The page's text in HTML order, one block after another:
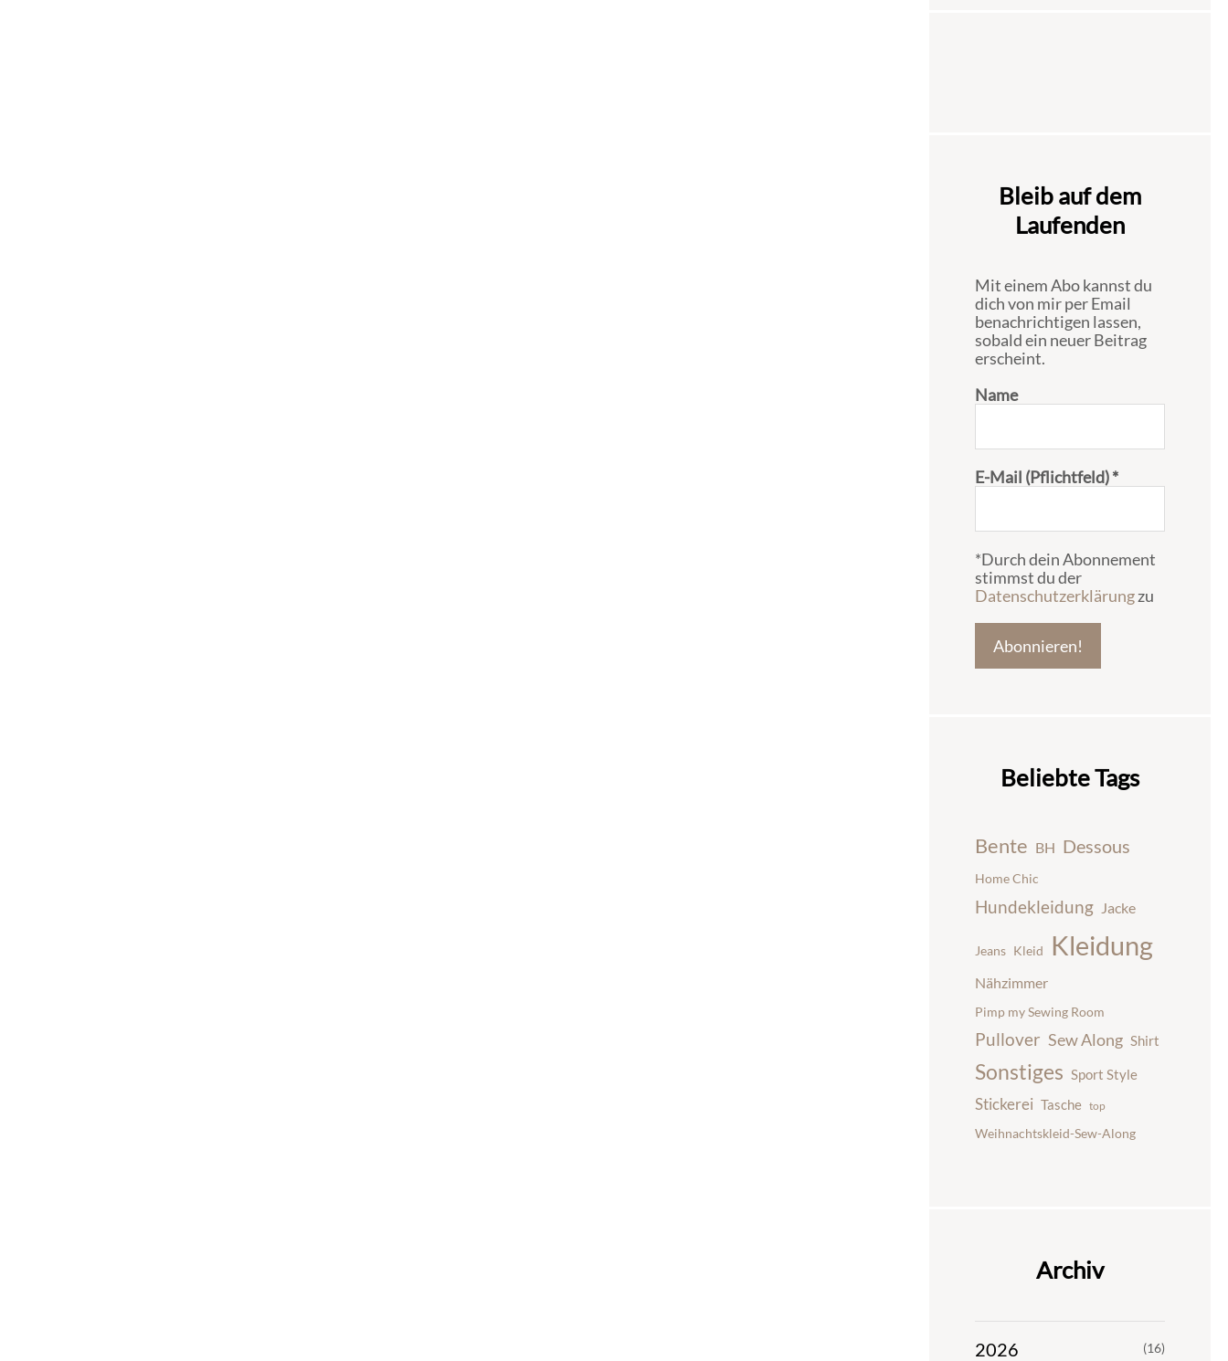
Bleib auf dem
Laufenden
Mit einem Abo kannst du
dich von mir per Email
benachrichtigen lassen,
sobald ein neuer Beitrag
erscheint.
Name
E-Mail (Pflichtfeld)*
*Durch dein Abonnement
stimmst du der
Datenschutzerklärungzu
Beliebte Tags
Bente BH Dessous
Home Chic
Hundekleidung Jacke
Jeans Kleid Kleidung
Nähzimmer
Pimp my Sewing Room
Pullover Sew Along Shirt
Sonstiges Sport Style
Stickerei Tasche top
Weihnachtskleid-Sew-Along
Archiv
2026 (16)